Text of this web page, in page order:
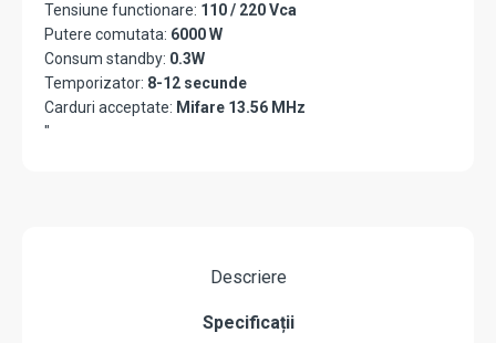
Tensiune functionare: 110 / 220 Vca
Putere comutata: 6000 W
Consum standby: 0.3W
Temporizator: 8-12 secunde
Carduri acceptate: Mifare 13.56 MHz
"
Descriere
Specificații